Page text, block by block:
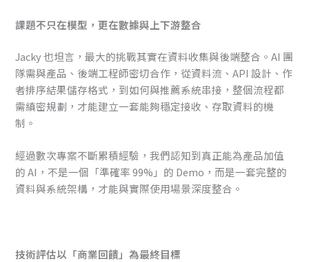
課題不只在模型，更在數據與上下游整合
Jacky 也坦言，最大的挑戰其實在資料收集與後端整合。AI 團
隊需與產品、後端工程師密切合作，從資料流、API 設計、作
者排序結果儲存格式，到如何與推薦系統串接，整個流程都
需縝密規劃，才能建立一套能夠穩定接收、存取資料的機
制。
經過數次專案不斷累積經驗，我們認知到真正能為產品加值
的 AI，不是一個「準確率 99%」的 Demo，而是一套完整的
資料與系統架構，才能與實際使用場景深度整合。
技術評估以「商業回饋」為最終目標